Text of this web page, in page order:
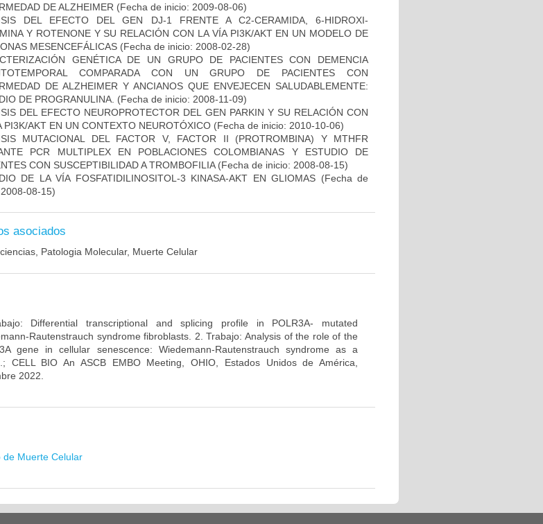
DE ALZHEIMER (Fecha de inicio: 2009-08-06)
DEL EFECTO DEL GEN DJ-1 FRENTE A C2-CERAMIDA, 6-HIDROXI-
Y ROTENONE Y SU RELACIÓN CON LA VÍA PI3K/AKT EN UN MODELO DE
MESENCEFÁLICAS (Fecha de inicio: 2008-02-28)
GENÉTICA DE UN GRUPO DE PACIENTES CON DEMENCIA
COMPARADA CON UN GRUPO DE PACIENTES CON
DE ALZHEIMER Y ANCIANOS QUE ENVEJECEN SALUDABLEMENTE:
DE PROGRANULINA. (Fecha de inicio: 2008-11-09)
DEL EFECTO NEUROPROTECTOR DEL GEN PARKIN Y SU RELACIÓN CON
PI3K/AKT EN UN CONTEXTO NEUROTÓXICO (Fecha de inicio: 2010-10-06)
MUTACIONAL DEL FACTOR V, FACTOR II (PROTROMBINA) Y MTHFR
PCR MULTIPLEX EN POBLACIONES COLOMBIANAS Y ESTUDIO DE
CON SUSCEPTIBILIDAD A TROMBOFILIA(Fecha de inicio: 2008-08-15)
DE LA VÍA FOSFATIDILINOSITOL-3 KINASA-AKT EN GLIOMAS (Fecha de
08-15)
asociados
Patologia Molecular, Muerte Celular
Differential transcriptional and splicing profile in POLR3A- mutated
Rautenstrauch syndrome fibroblasts. 2. Trabajo: Analysis of the role of the
gene in cellular senescence: Wiedemann-Rautenstrauch syndrome as a
CELL BIO An ASCB EMBO Meeting, OHIO, Estados Unidos de América,
2022.
de Muerte Celular